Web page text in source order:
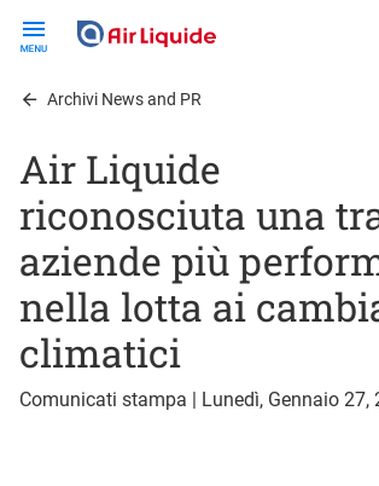
contentArchivi News and PR
Air Liquide
riconosciuta una
aziende più
nella lotta ai
climatici
Comunicati stampa | Lunedì, Gennaio 27,